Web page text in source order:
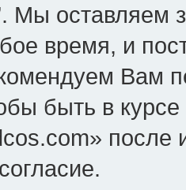
Мы оставляем
время, и
Вам
быть в
после